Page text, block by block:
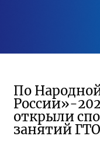
По
России»-
открыли
занятий ГТО